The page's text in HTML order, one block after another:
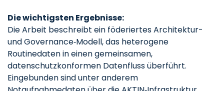
Die wichtigsten Ergebnisse:
Die Arbeit beschreibt ein föderiertes Architektur-
und Governance‑Modell, das heterogene
Routinedaten in einen gemeinsamen,
datenschutzkonformen Datenfluss überführt.
Eingebunden sind unter anderem